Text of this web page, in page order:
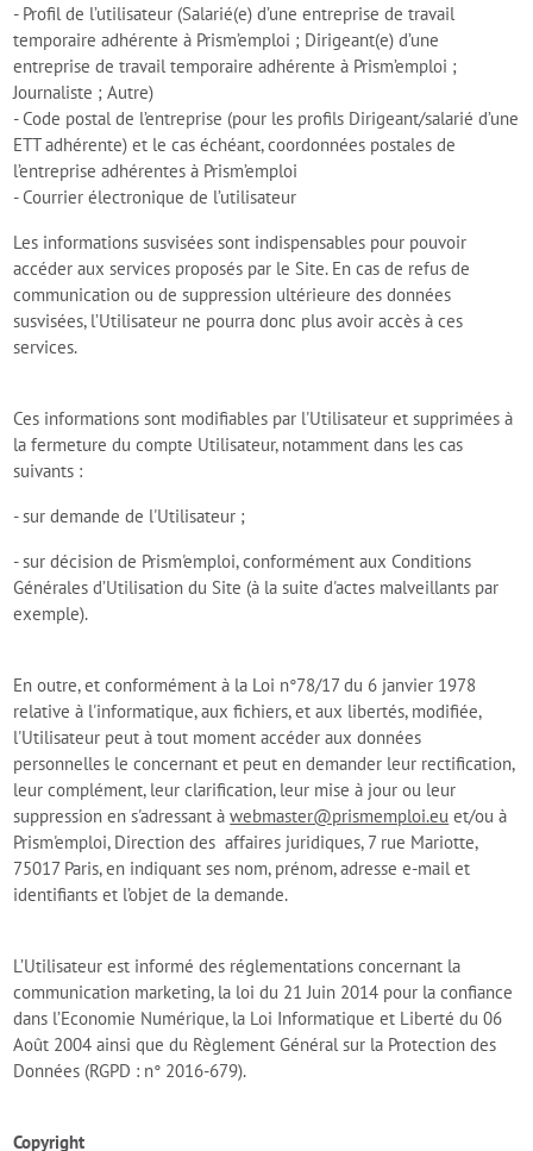
- Profil de l’utilisateur (Salarié(e) d’une entreprise de travail
temporaire adhérente à Prism’emploi ; Dirigeant(e) d’une
entreprise de travail temporaire adhérente à Prism’emploi ;
Journaliste ; Autre)
- Code postal de l’entreprise (pour les profils Dirigeant/salarié d’une
ETT adhérente) et le cas échéant, coordonnées postales de
l’entreprise adhérentes à Prism’emploi
- Courrier électronique de l’utilisateur
Les informations susvisées sont indispensables pour pouvoir
accéder aux services proposés par le Site. En cas de refus de
communication ou de suppression ultérieure des données
susvisées, l’Utilisateur ne pourra donc plus avoir accès à ces
services.
Ces informations sont modifiables par l'Utilisateur et supprimées à
la fermeture du compte Utilisateur, notamment dans les cas
suivants :
- sur demande de l'Utilisateur ;
- sur décision de Prism'emploi, conformément aux Conditions
Générales d’Utilisation du Site (à la suite d'actes malveillants par
exemple).
En outre, et conformément à la Loi n°78/17 du 6 janvier 1978
relative à l'informatique, aux fichiers, et aux libertés, modifiée,
l'Utilisateur peut à tout moment accéder aux données
personnelles le concernant et peut en demander leur rectification,
leur complément, leur clarification, leur mise à jour ou leur
suppression en s'adressant àwebmaster@prismemploi.eu et/ou à
Prism'emploi, Direction des affaires juridiques, 7 rue Mariotte,
75017 Paris, en indiquant ses nom, prénom, adresse e-mail et
identifiants et l’objet de la demande.
L’Utilisateur est informé des réglementations concernant la
communication marketing, la loi du 21 Juin 2014 pour la confiance
dans l’Economie Numérique, la Loi Informatique et Liberté du 06
Août 2004 ainsi que du Règlement Général sur la Protection des
Données (RGPD : n° 2016-679).
Copyright